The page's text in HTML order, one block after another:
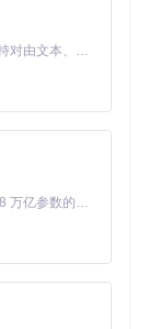
MiniMax H3 是一个通用的全模态生成系统。它支持对由文本、图像、视频和音频组成的多模态上下文进行统一理解，并能生成分辨率高达 2K、时长可达 15 秒的带原生立体声音频的视频。得益于面向任务泛化的系统设计，H3 在预训练阶段就已具备广泛的多模态上下文理解与生成能力，能够出色地执行复杂的多模态指令。
Kimi K3 是Kimi能力最强的模型：这是一个拥有 2.8 万亿参数的混合专家（MoE）模型，具备原生视觉理解能力，并支持 100 万 token 的上下文窗口。